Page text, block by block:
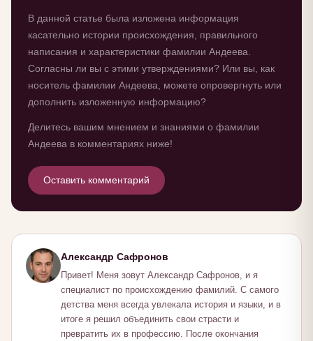
В данной статье была изложена информация
касательно истории происхождения, правильного
написания и характеристики фамилии Андеева.
Согласны ли вы с этими утверждениями? Или вы, как
носитель фамилии Андеева, можете опровергнуть или
дополнить изложенную информацию?
Делитесь вашим мнением и знаниями о фамилии
Андеева в комментариях ниже!
Оставить комментарий
Александр Сафронов
Привет! Меня зовут Александр Сафронов, и я
специалист по происхождению фамилий. С самого
детства меня всегда увлекала история и языки, и в
итоге я решил объединить свои страсти и
превратить их в профессию. После окончания